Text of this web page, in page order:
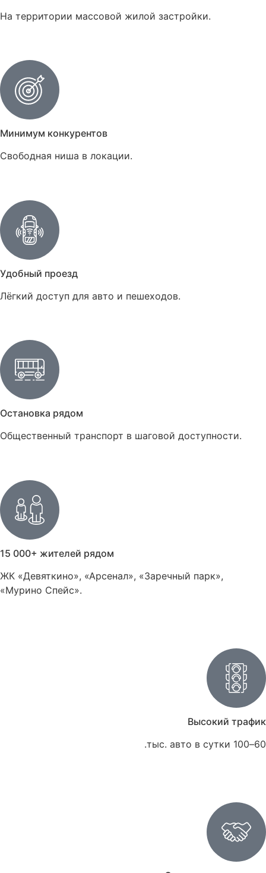
На территории массовой жилой застройки.
Минимум конкурентов
Свободная ниша в локации.
Удобный проезд
Лёгкий доступ для авто и пешеходов.
Остановка рядом
Общественный транспорт в шаговой доступности.
15 000+ жителей рядом
ЖК «Девяткино», «Арсенал», «Заречный парк»,
«Мурино Спейс».
Высокий трафик
60–100 тыс. авто в сутки.